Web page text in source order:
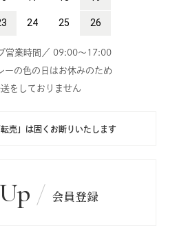
営業時間／ 09:00～17:00
ーの色の日はお休みのため
をしておりません
売」は固くお断りいたします
会員登録